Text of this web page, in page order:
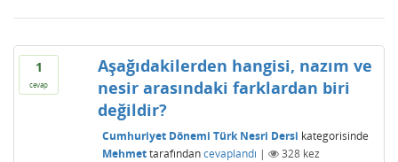
1
cevap
Aşağıdakilerden hangisi, nazım ve
nesir arasındaki farklardan biri
değildir?
Cumhuriyet Dönemi Türk Nesri Dersi kategorisinde
Mehmet tarafından cevaplandı | 328kez